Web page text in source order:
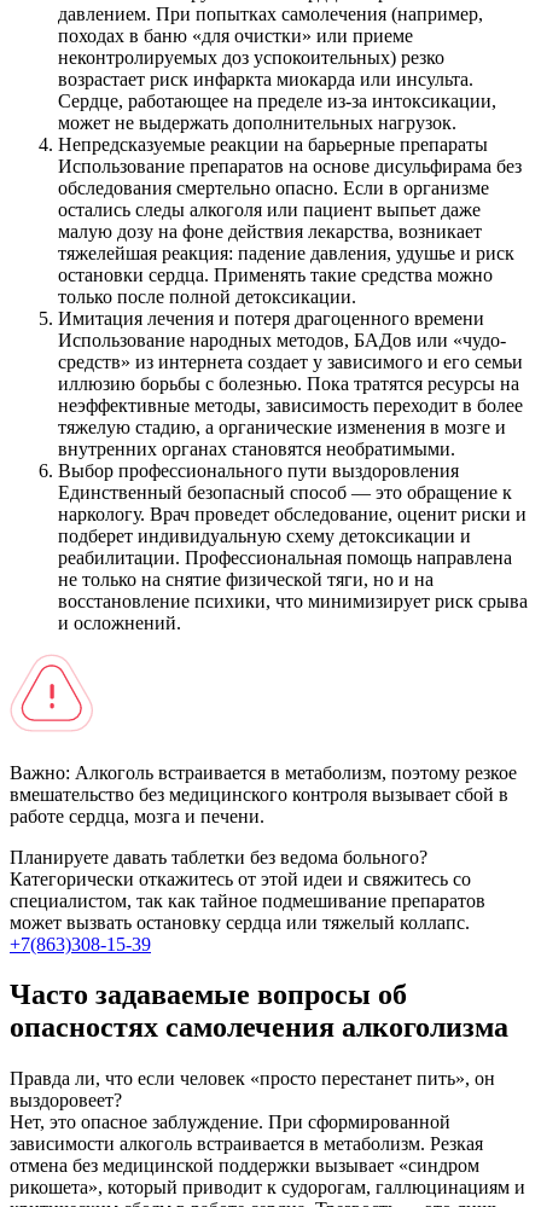
давлением. При попытках самолечения (например,
походах в баню «для очистки» или приеме
неконтролируемых доз успокоительных) резко
возрастает риск инфаркта миокарда или инсульта.
Сердце, работающее на пределе из-за интоксикации,
может не выдержать дополнительных нагрузок.
Непредсказуемые реакции на барьерные препараты
Использование препаратов на основе дисульфирама без
обследования смертельно опасно. Если в организме
остались следы алкоголя или пациент выпьет даже
малую дозу на фоне действия лекарства, возникает
тяжелейшая реакция: падение давления, удушье и риск
остановки сердца. Применять такие средства можно
только после полной детоксикации.
Имитация лечения и потеря драгоценного времени
Использование народных методов, БАДов или «чудо-
средств» из интернета создает у зависимого и его семьи
иллюзию борьбы с болезнью. Пока тратятся ресурсы на
неэффективные методы, зависимость переходит в более
тяжелую стадию, а органические изменения в мозге и
внутренних органах становятся необратимыми.
Выбор профессионального пути выздоровления
Единственный безопасный способ — это обращение к
наркологу. Врач проведет обследование, оценит риски и
подберет индивидуальную схему детоксикации и
реабилитации. Профессиональная помощь направлена
не только на снятие физической тяги, но и на
восстановление психики, что минимизирует риск срыва
и осложнений.
Важно: Алкоголь встраивается в метаболизм, поэтому резкое
вмешательство без медицинского контроля вызывает сбой в
работе сердца, мозга и печени.
Планируете давать таблетки без ведома больного?
Категорически откажитесь от этой идеи и свяжитесь со
специалистом, так как тайное подмешивание препаратов
может вызвать остановку сердца или тяжелый коллапс.
+7(863)308-15-39
Часто задаваемые вопросы об
опасностях самолечения алкоголизма
Правда ли, что если человек «просто перестанет пить», он
выздоровеет?
Нет, это опасное заблуждение. При сформированной
зависимости алкоголь встраивается в метаболизм. Резкая
отмена без медицинской поддержки вызывает «синдром
рикошета», который приводит к судорогам, галлюцинациям и